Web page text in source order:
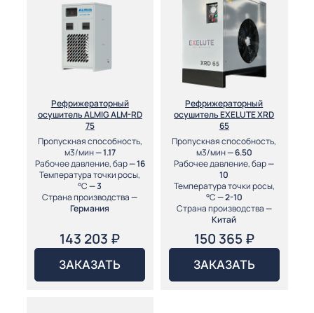
Рефрижераторный
осушитель ALMIG ALM-RD
75
Пропускная способность,
м3/мин— 1.17
Рабочее давление, бар— 16
Температура точки росы,
°С— 3
Страна производства—
Германия
143 203 ₽
ЗАКАЗАТЬ
Рефрижераторный
осушитель EXELUTE XRD
65
Пропускная способность,
м3/мин— 6.50
Рабочее давление, бар—
10
Температура точки росы,
°С— 2-10
Страна производства—
Китай
150 365₽
ЗАКАЗАТЬ